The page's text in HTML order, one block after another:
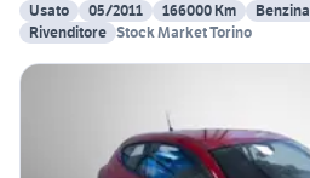
Usato
05/2011 166000 Km Benzina
Rivenditore Stock Market Torino